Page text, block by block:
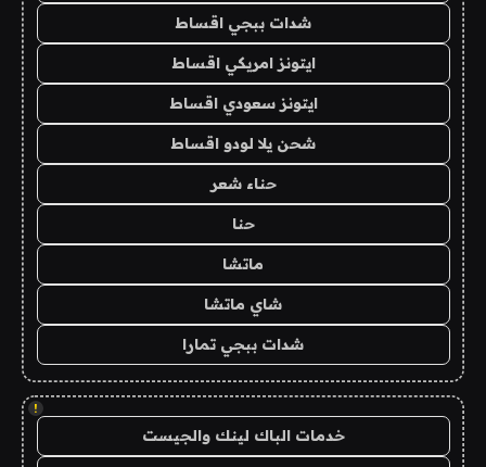
شدات ببجي اقساط
ايتونز امريكي اقساط
ايتونز سعودي اقساط
شحن يلا لودو اقساط
حناء شعر
حنا
ماتشا
شاي ماتشا
شدات ببجي تمارا
!
خدمات الباك لينك والجيست